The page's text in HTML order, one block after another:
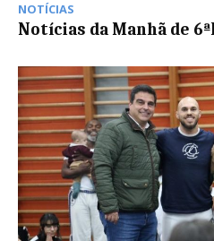
NOTÍCIAS
Notícias da Manhã de